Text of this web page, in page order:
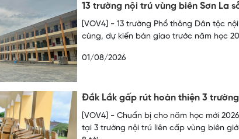
13 trường nội trú vùng biên Sơn La
[VOV4] - 13 trường Phổ thông Dân tộc
cùng, dự kiến bàn giao trước năm học
01/08/2026
Đắk Lắk gấp rút hoàn thiện 3
[VOV4] - Chuẩn bị cho năm học mới
tại 3 trường nội trú liên cấp vùng biên